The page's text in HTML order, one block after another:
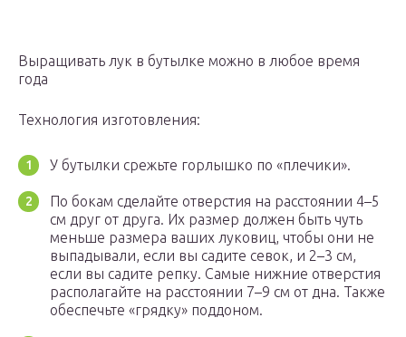
Выращивать лук в бутылке можно в любое время
года
Технология изготовления:
У бутылки срежьте горлышко по «плечики».
По бокам сделайте отверстия на расстоянии 4–5
см друг от друга. Их размер должен быть чуть
меньше размера ваших луковиц, чтобы они не
выпадывали, если вы садите севок, и 2–3 см,
если вы садите репку. Самые нижние отверстия
располагайте на расстоянии 7–9 см от дна. Также
обеспечьте «грядку» поддоном.